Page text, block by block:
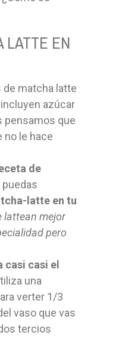
LATTE EN
matcha latte
incluyen azúcar
pensamos que
no le hace
de
puedas
latte en tu
lattean mejor
pero
casi casi el
una
verter 1/3
vaso que vas
tercios